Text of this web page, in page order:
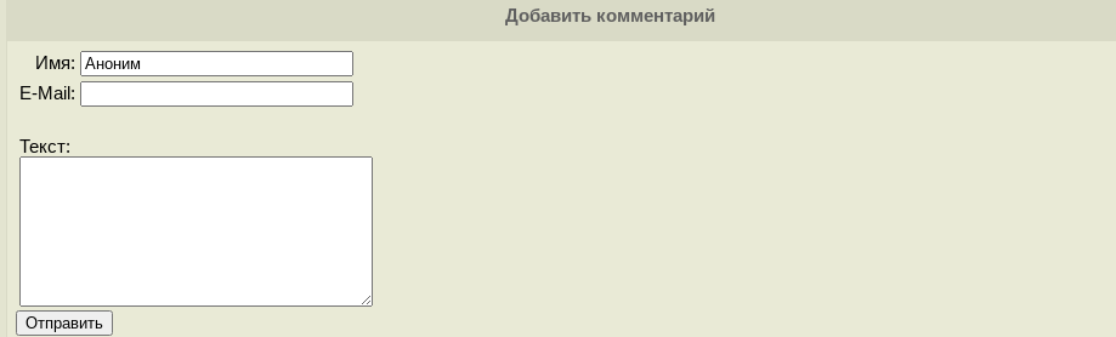
Добавить комментарий
Имя:
E-Mail:
Текст: